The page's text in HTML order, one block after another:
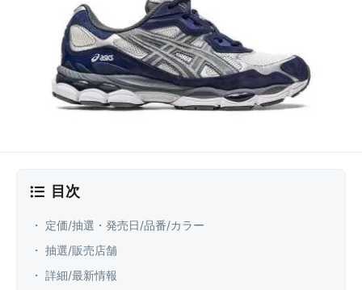
目次
・ 定価/抽選・発売日/品番/カラー
・ 抽選/販売店舗
・ 詳細/最新情報